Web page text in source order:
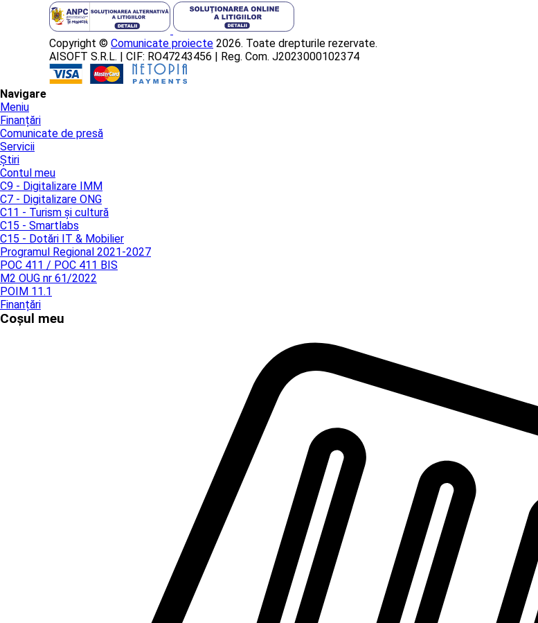
Copyright © Comunicate proiecte 2026. Toate drepturile rezervate.
AISOFT S.R.L. | CIF: RO47243456 | Reg. Com. J2023000102374
Navigare
Meniu
Finanțări
Comunicate de presă
Servicii
Știri
Contul meu
C9 - Digitalizare IMM
C7 - Digitalizare ONG
C11 - Turism și cultură
C15 - Smartlabs
C15 - Dotări IT & Mobilier
Programul Regional 2021-2027
POC 411 / POC 411 BIS
M2 OUG nr 61/2022
POIM 11.1
Finanțări
Coșul meu